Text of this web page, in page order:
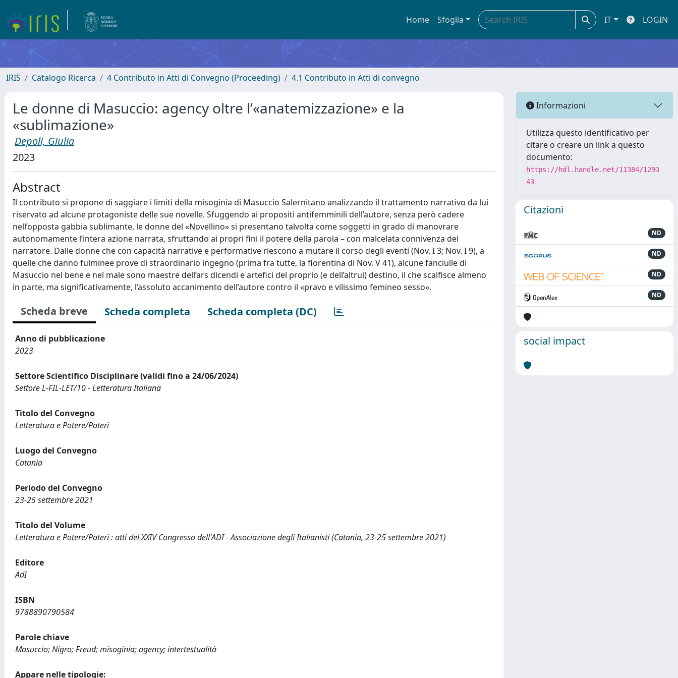
Home Sfoglia IT LOGIN
IRIS Catalogo Ricerca 4 Contributo in Atti di Convegno (Proceeding) 4.1 Contributo in Atti di convegno
Le donne di Masuccio: agency oltre l’«anatemizzazione» e la
«sublimazione»
Depoli, Giulia
2023
Abstract
Il contributo si propone di saggiare i limiti della misoginia di Masuccio Salernitano analizzando il trattamento narrativo da lui
riservato ad alcune protagoniste delle sue novelle. Sfuggendo ai propositi antifemminili dell’autore, senza però cadere
nell’opposta gabbia sublimante, le donne del «Novellino» si presentano talvolta come soggetti in grado di manovrare
autonomamente l’intera azione narrata, sfruttando ai propri fini il potere della parola – con malcelata connivenza del
narratore. Dalle donne che con capacità narrative e performative riescono a mutare il corso degli eventi (Nov. I 3; Nov. I 9), a
quelle che danno fulminee prove di straordinario ingegno (prima fra tutte, la fiorentina di Nov. V 41), alcune fanciulle di
Masuccio nel bene e nel male sono maestre dell’ars dicendi e artefici del proprio (e dell’altrui) destino, il che scalfisce almeno
in parte, ma significativamente, l’assoluto accanimento dell’autore contro il «pravo e vilissimo femineo sesso».
Scheda breve Scheda completa Scheda completa (DC)
Anno di pubblicazione
2023
Settore Scientifico Disciplinare (validi fino a 24/06/2024)
Settore L-FIL-LET/10 - Letteratura Italiana
Titolo del Convegno
Letteratura e Potere/Poteri
Luogo del Convegno
Catania
Periodo del Convegno
23-25 settembre 2021
Titolo del Volume
Letteratura e Potere/Poteri : atti del XXIV Congresso dell'ADI - Associazione degli Italianisti (Catania, 23-25 settembre 2021)
Editore
AdI
ISBN
9788890790584
Parole chiave
Masuccio; Nigro; Freud; misoginia; agency; intertestualità
Appare nelle tipologie:
Informazioni
Utilizza questo identificativo per
citare o creare un link a questo
documento:
https://hdl.handle.net/11384/1293
43
Citazioni
ND
ND
ND
ND
social impact